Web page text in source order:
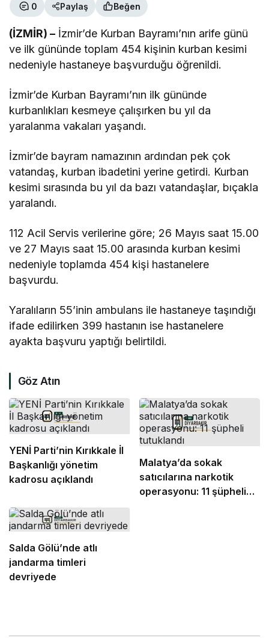
0 Paylaş Beğen
(İZMİR) – İzmir’de Kurban Bayramı’nın arife günü
ve ilk gününde toplam 454 kişinin kurban kesimi
nedeniyle hastaneye başvurduğu öğrenildi.
İzmir’de Kurban Bayramı’nın ilk gününde
kurbanlıkları kesmeye çalışırken bu yıl da
yaralanma vakaları yaşandı.
İzmir’de bayram namazının ardından pek çok
vatandaş, kurban ibadetini yerine getirdi. Kurban
kesimi sırasında bu yıl da bazı vatandaşlar, bıçakla
yaralandı.
112 Acil Servis verilerine göre; 26 Mayıs saat 15.00
ve 27 Mayıs saat 15.00 arasında kurban kesimi
nedeniyle toplamda 454 kişi hastanelere
başvurdu.
Yaralıların 55’inin ambulans ile hastaneye taşındığı
ifade edilirken 399 hastanın ise hastanelere
ayakta başvuru yaptığı belirtildi.
Göz Atın
YENİ Parti’nin Kırıkkale İl
Başkanlığı yönetim
kadrosu açıklandı
Malatya’da sokak
satıcılarına narkotik
operasyonu: 11 şüpheli
Salda Gölü’nde atlı
jandarma timleri
devriyede